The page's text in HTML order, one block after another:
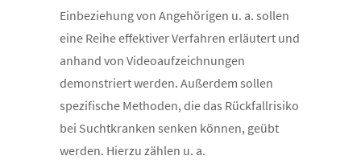
Einbeziehung von Angehörigen u. a. sollen
eine Reihe effektiver Verfahren erläutert und
anhand von Videoaufzeichnungen
demonstriert werden. Außerdem sollen
spezifische Methoden, die das Rückfallrisiko
bei Suchtkranken senken können, geübt
werden. Hierzu zählen u. a.